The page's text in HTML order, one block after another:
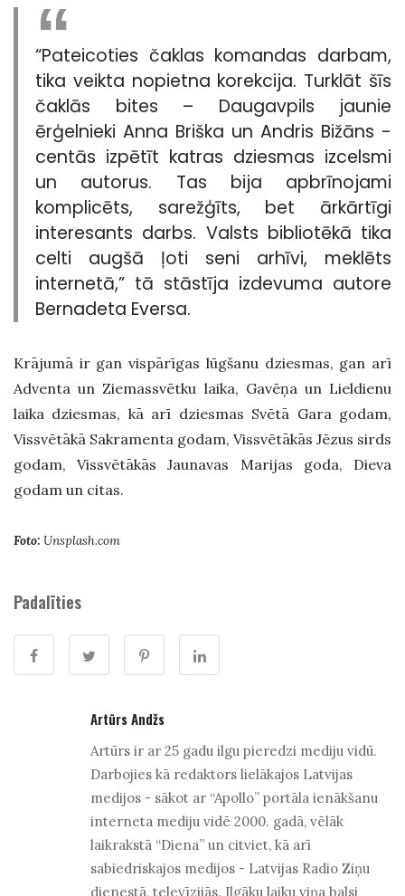
“Pateicoties čaklas komandas darbam,
tika veikta nopietna korekcija. Turklāt šīs
čaklās bites – Daugavpils jaunie
ērģelnieki Anna Briška un Andris Bižāns -
centās izpētīt katras dziesmas izcelsmi
un autorus. Tas bija apbrīnojami
komplicēts, sarežģīts, bet ārkārtīgi
interesants darbs. Valsts bibliotēkā tika
celti augšā ļoti seni arhīvi, meklēts
internetā,” tā stāstīja izdevuma autore
Bernadeta Eversa.
Krājumā ir gan vispārīgas lūgšanu dziesmas, gan arī
Adventa un Ziemassvētku laika, Gavēņa un Lieldienu
laika dziesmas, kā arī dziesmas Svētā Gara godam,
Vissvētākā Sakramenta godam, Vissvētākās Jēzus sirds
godam, Vissvētākās Jaunavas Marijas goda, Dieva
godam un citas.
Foto: Unsplash.com
Padalīties
Artūrs Andžs
Artūrs ir ar 25 gadu ilgu pieredzi mediju vidū.
Darbojies kā redaktors lielākajos Latvijas
medijos - sākot ar “Apollo” portāla ienākšanu
interneta mediju vidē 2000. gadā, vēlāk
laikrakstā “Diena” un citviet, kā arī
sabiedriskajos medijos - Latvijas Radio Ziņu
dienestā, televīzijās. Ilgāku laiku viņa balsi